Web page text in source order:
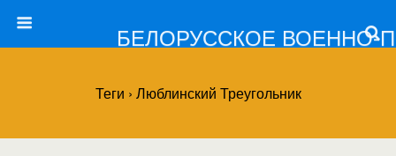
БЕЛОРУССКОЕ ВОЕННО-
Теги › Люблинский Треугольник